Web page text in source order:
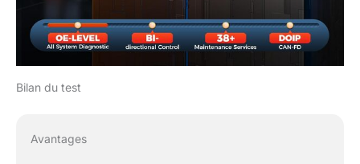
Bilan du test
Avantages